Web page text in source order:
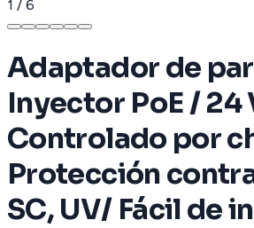
1 / 6
Adaptador de
Inyector PoE / 24
Controlado por
Protección
SC, UV/ Fácil de